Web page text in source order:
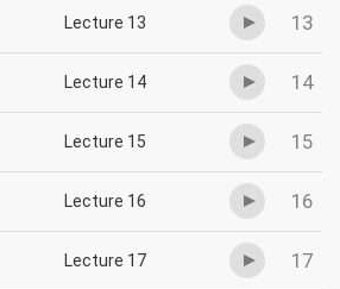
13
Lecture 13
14
Lecture 14
15
Lecture 15
16
Lecture 16
17
Lecture 17